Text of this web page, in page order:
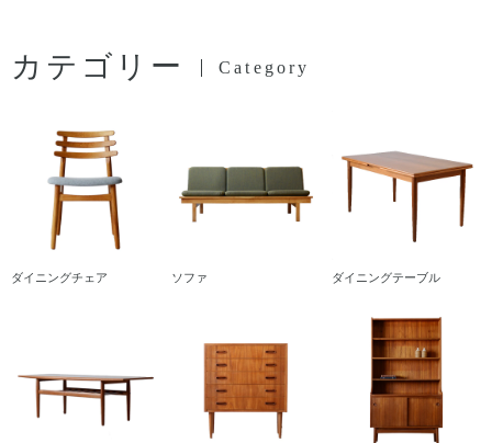
カテゴリー Category
ダイニングチェア ソファ ダイニングテーブル